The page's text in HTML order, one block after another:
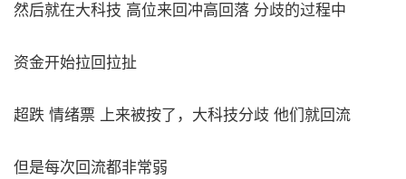
然后就在大科技 高位来回冲高回落 分歧的过程中
资金开始拉回拉扯
超跌 情绪票 上来被按了，大科技分歧 他们就回流
但是每次回流都非常弱